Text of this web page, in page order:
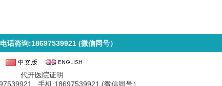
话咨询:18697539921 (微信同号）
代开医院证明
手机:18697539921 (微信同号）